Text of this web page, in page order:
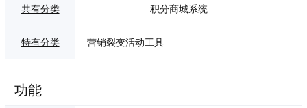
用户中获取商业增
共有分类 积分商城系统
特有分类 营销裂变活动工具
功能